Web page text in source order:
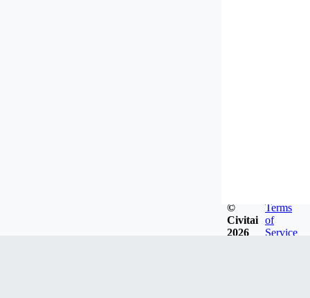
©
Civitai
2026
Terms
of
Service